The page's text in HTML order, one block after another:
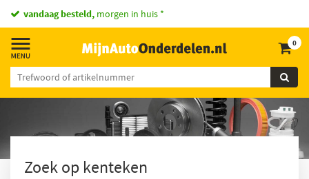
vandaag besteld, morgen in huis *
0
Zoek op kenteken